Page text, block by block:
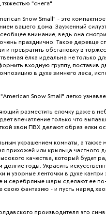
"снега".
Snow Small" - это
вашего дома. Зауженный
внимание, ведь она
празднично. Такое деревце
и превратить обстановку в
ёлка идеальна не только
входную группу, поставив
в духе зимнего леса,
Snow Small" легко
разместить елочку даже в
впечатление только что
хвои ПВХ делают образ елки
украшением комнаты, а также
прихожей или крыльца частного
качества, который будет
годы. Украсить
и узорные ленточки в духе кантри
и серебряные шары сделают ее
свою фантазию - и пусть наряд
производителя это